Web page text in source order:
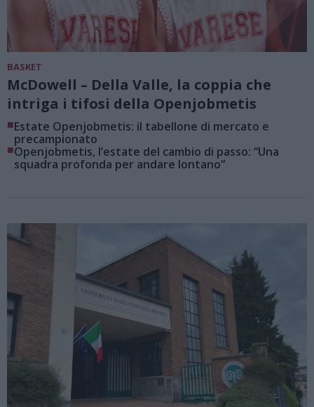
BASKET
McDowell – Della Valle, la coppia che
intriga i tifosi della Openjobmetis
■Estate Openjobmetis: il tabellone di mercato e
precampionato
■Openjobmetis, l’estate del cambio di passo: “Una
squadra profonda per andare lontano”